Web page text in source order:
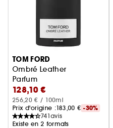
Ignorer le carrousel produits
TOM FORD
Ombré Leather
Parfum
128,10 €
256,20 € / 100ml
Prix d'origine :183,00 € -30%
741avis
Existe en 2 formats